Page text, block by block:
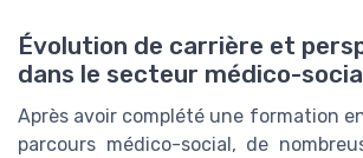
Évolution de carrière et
dans le secteur médico-social
Après avoir complété une formation
parcours médico-social, de